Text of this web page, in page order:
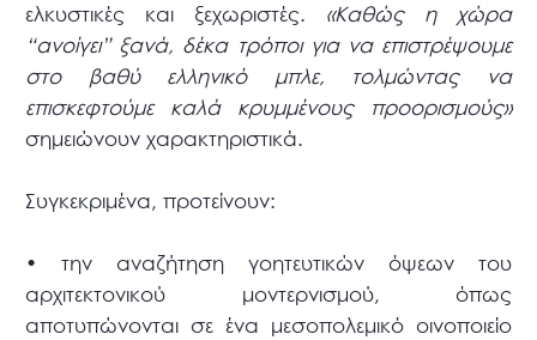
ελκυστικές και ξεχωριστές. «Καθώς η χώρα
“ανοίγει” ξανά, δέκα τρόποι για να επιστρέψουμε
στο βαθύ ελληνικό μπλε, τολμώντας να
επισκεφτούμε καλά κρυμμένους προορισμούς»
σημειώνουν χαρακτηριστικά.
Συγκεκριμένα, προτείνουν:
• την αναζήτηση γοητευτικών όψεων του
αρχιτεκτονικού μοντερνισμού, όπως
αποτυπώνονται σε ένα μεσοπολεμικό οινοποιείο